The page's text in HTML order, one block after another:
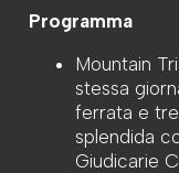
Programma
Mountain
stessa
ferrata e
splendida
Giudicarie